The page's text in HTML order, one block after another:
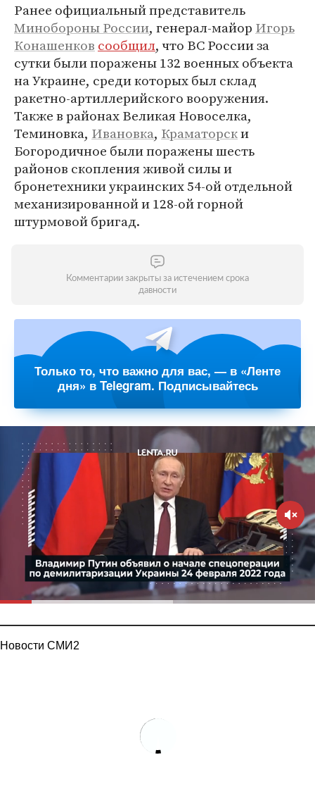
Ранее официальный представитель
Минобороны России, генерал-майор Игорь
Конашенков сообщил, что ВС России за
сутки были поражены 132 военных объекта
на Украине, среди которых был склад
ракетно-артиллерийского вооружения.
Также в районах Великая Новоселка,
Теминовка, Ивановка, Краматорски
Богородичное были поражены шесть
районов скопления живой силы и
бронетехники украинских 54-ой отдельной
механизированной и 128-ой горной
штурмовой бригад.
Комментарии закрыты за истечением срока
давности
Только то, что важно для вас, — в «Ленте
дня» в Telegram. Подписывайтесь
Новости СМИ2